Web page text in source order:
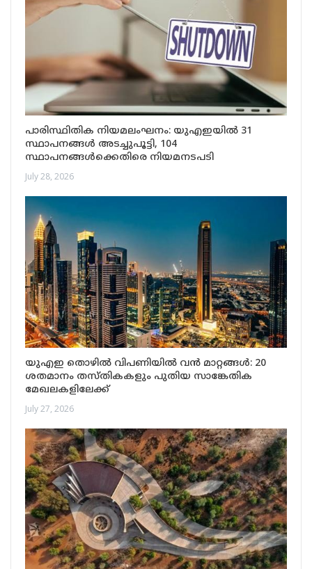
പാരിസ്ഥിതിക നിയമലംഘനം: യുഎഇയിൽ 31
സ്ഥാപനങ്ങൾ അടച്ചുപൂട്ടി, 104
സ്ഥാപനങ്ങൾക്കെതിരെ നിയമനടപടി
July 28, 2026
യുഎഇ തൊഴിൽ വിപണിയിൽ വൻ മാറ്റങ്ങൾ: 20
ശതമാനം തസ്തികകളും പുതിയ സാങ്കേതിക
മേഖലകളിലേക്ക്
July 27, 2026